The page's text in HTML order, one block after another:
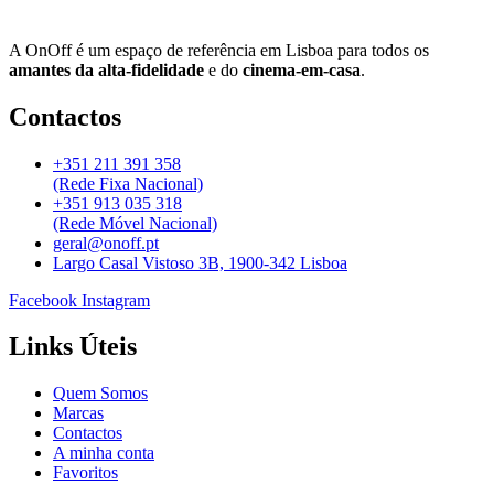
A OnOff é um espaço de referência em Lisboa para todos os
amantes da alta-fidelidade e do cinema-em-casa.
Contactos
+351 211 391 358
(Rede Fixa Nacional)
+351 913 035 318
(Rede Móvel Nacional)
geral@onoff.pt
Largo Casal Vistoso 3B, 1900-342 Lisboa
Facebook Instagram
Links Úteis
Quem Somos
Marcas
Contactos
A minha conta
Favoritos